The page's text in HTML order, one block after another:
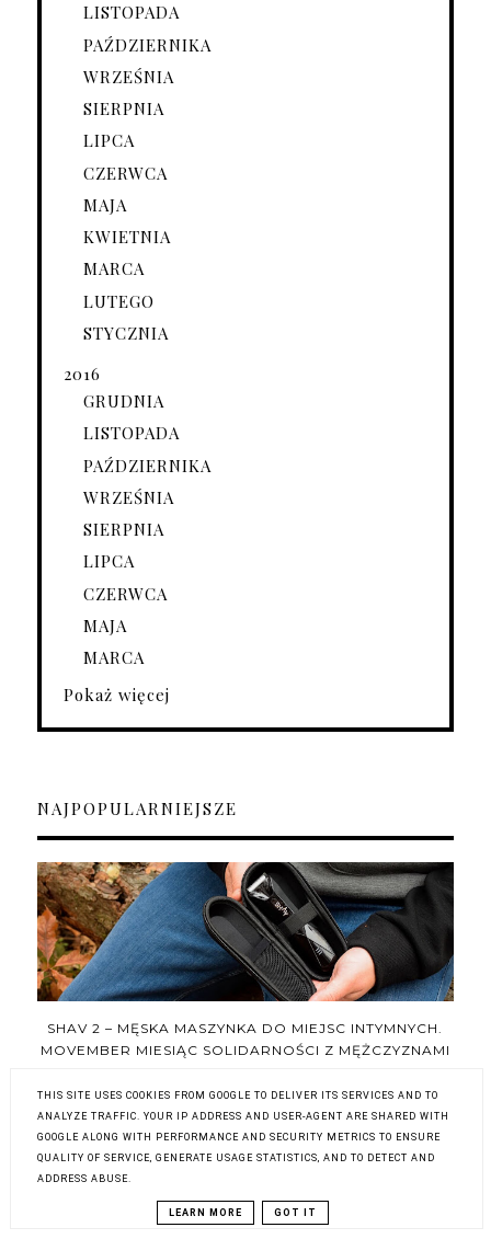
LISTOPADA
PAŹDZIERNIKA
WRZEŚNIA
SIERPNIA
LIPCA
CZERWCA
MAJA
KWIETNIA
MARCA
LUTEGO
STYCZNIA
2016
GRUDNIA
LISTOPADA
PAŹDZIERNIKA
WRZEŚNIA
SIERPNIA
LIPCA
CZERWCA
MAJA
MARCA
Pokaż więcej
NAJPOPULARNIEJSZE
SHAV 2 – MĘSKA MASZYNKA DO MIEJSC INTYMNYCH.
MOVEMBER MIESIĄC SOLIDARNOŚCI Z MĘŻCZYZNAMI
THIS SITE USES COOKIES FROM GOOGLE TO DELIVER ITS SERVICES AND TO
ANALYZE TRAFFIC. YOUR IP ADDRESS AND USER-AGENT ARE SHARED WITH
GOOGLE ALONG WITH PERFORMANCE AND SECURITY METRICS TO ENSURE
QUALITY OF SERVICE, GENERATE USAGE STATISTICS, AND TO DETECT AND
ADDRESS ABUSE.
LEARN MORE GOT IT